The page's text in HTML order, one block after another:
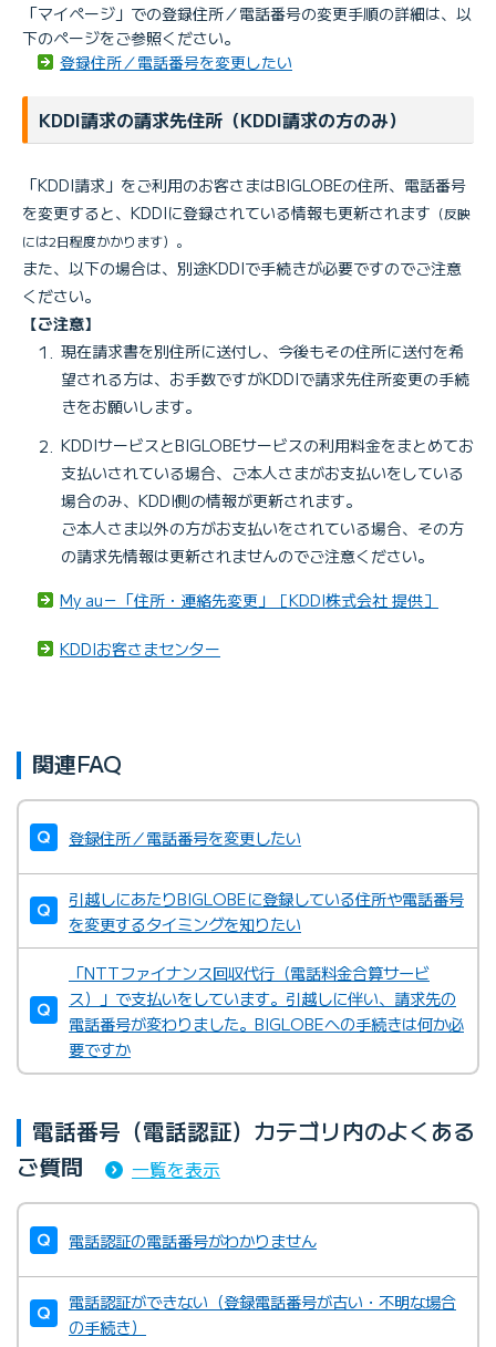
「マイページ」での登録住所／電話番号の変更手順の詳細は、以
下のページをご参照ください。
登録住所／電話番号を変更したい
KDDI請求の請求先住所（KDDI請求の方のみ）
「KDDI請求」をご利用のお客さまはBIGLOBEの住所、電話番号
を変更すると、KDDIに登録されている情報も更新されます （反映
には2日程度かかります）。
また、以下の場合は、別途KDDIで手続きが必要ですのでご注意
ください。
【ご注意】
現在請求書を別住所に送付し、今後もその住所に送付を希
望される方は、お手数ですがKDDIで請求先住所変更の手続
きをお願いします。
KDDIサービスとBIGLOBEサービスの利用料金をまとめてお
支払いされている場合、ご本人さまがお支払いをしている
場合のみ、KDDI側の情報が更新されます。
ご本人さま以外の方がお支払いをされている場合、その方
の請求先情報は更新されませんのでご注意ください。
My au－「住所・連絡先変更」［KDDI株式会社 提供］
KDDIお客さまセンター
関連FAQ
登録住所／電話番号を変更したい
引越しにあたりBIGLOBEに登録している住所や電話番号
を変更するタイミングを知りたい
「NTTファイナンス回収代行（電話料金合算サービ
ス）」で支払いをしています。引越しに伴い、請求先の
電話番号が変わりました。BIGLOBEへの手続きは何か必
要ですか
電話番号（電話認証）カテゴリ内のよくある
ご質問
一覧を表示
電話認証の電話番号がわかりません
電話認証ができない（登録電話番号が古い・不明な場合
の手続き）